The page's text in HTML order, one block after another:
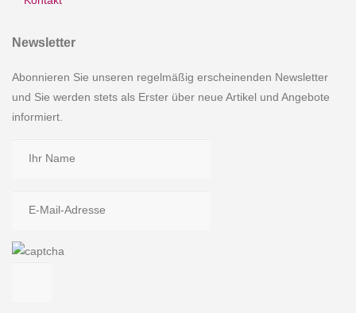
Newsletter
Abonnieren Sie unseren regelmäßig erscheinenden Newsletter
und Sie werden stets als Erster über neue Artikel und Angebote
informiert.